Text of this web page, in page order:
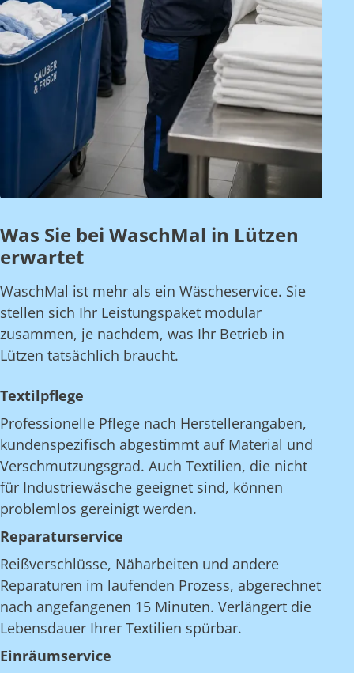
Was Sie bei WaschMal in Lützen
erwartet
WaschMal ist mehr als ein Wäscheservice. Sie
stellen sich Ihr Leistungspaket modular
zusammen, je nachdem, was Ihr Betrieb in
Lützen tatsächlich braucht.
Textilpflege
Professionelle Pflege nach Herstellerangaben,
kundenspezifisch abgestimmt auf Material und
Verschmutzungsgrad. Auch Textilien, die nicht
für Industriewäsche geeignet sind, können
problemlos gereinigt werden.
Reparaturservice
Reißverschlüsse, Näharbeiten und andere
Reparaturen im laufenden Prozess, abgerechnet
nach angefangenen 15 Minuten. Verlängert die
Lebensdauer Ihrer Textilien spürbar.
Einräumservice